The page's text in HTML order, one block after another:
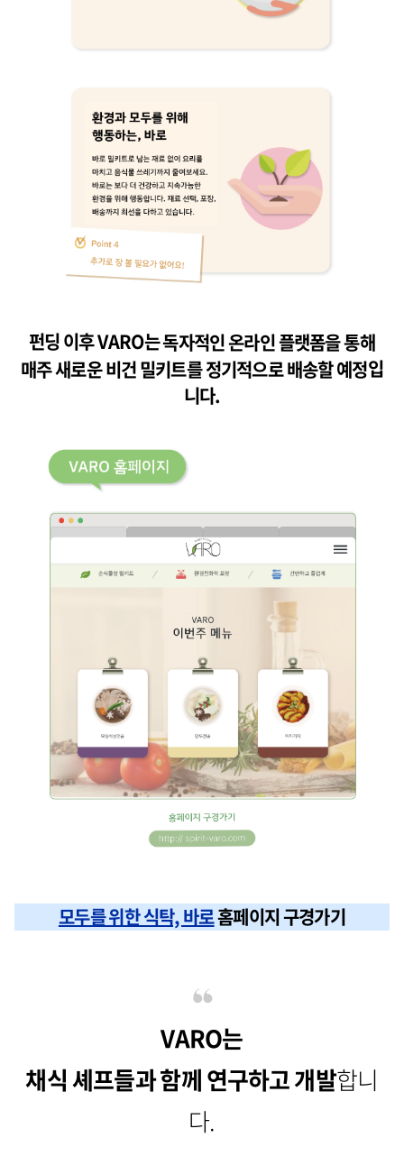
펀딩 이후 VARO는독자적인 온라인 플랫폼을 통해
매주 새로운 비건 밀키트를 정기적으로 배송할 예정입
니다.
모두를 위한 식탁, 바로홈페이지 구경가기
VARO는
채식 셰프들과 함께 연구하고 개발합니
다.